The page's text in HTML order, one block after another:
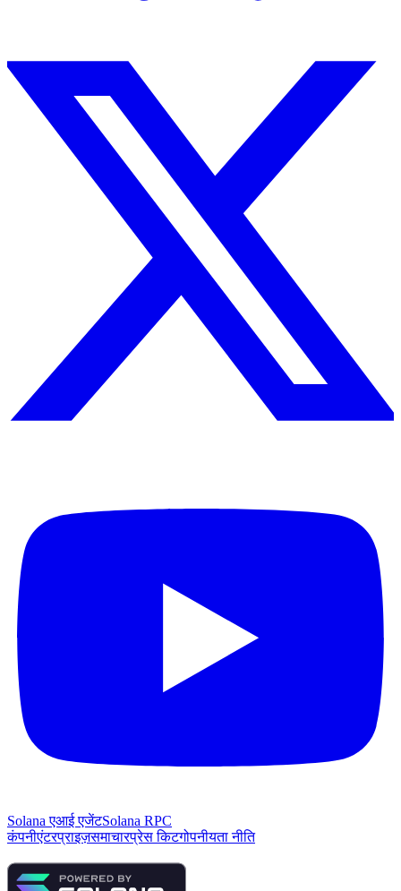
Solana एआई एजेंटSolana RPC
कंपनीएंटरप्राइज़समाचारप्रेस किटगोपनीयता नीति